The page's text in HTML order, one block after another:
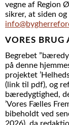
vegne af Region
sikrer, at siden
VORES BRUG
Begrebet
på denne
projektet
(link til pdf), og
bæredygtighed,
’Vores Fælles
bibeholdt ved